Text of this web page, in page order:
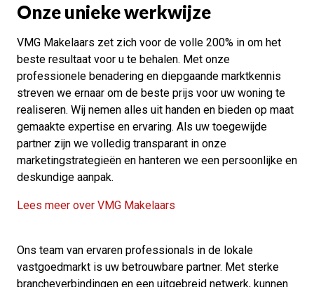
Onze unieke werkwijze
VMG Makelaars zet zich voor de volle 200% in om het
beste resultaat voor u te behalen. Met onze
professionele benadering en diepgaande marktkennis
streven we ernaar om de beste prijs voor uw woning te
realiseren. Wij nemen alles uit handen en bieden op maat
gemaakte expertise en ervaring. Als uw toegewijde
partner zijn we volledig transparant in onze
marketingstrategieën en hanteren we een persoonlijke en
deskundige aanpak.
Lees meer over VMG Makelaars
Ons team van ervaren professionals in de lokale
vastgoedmarkt is uw betrouwbare partner. Met sterke
brancheverbindingen en een uitgebreid netwerk, kunnen